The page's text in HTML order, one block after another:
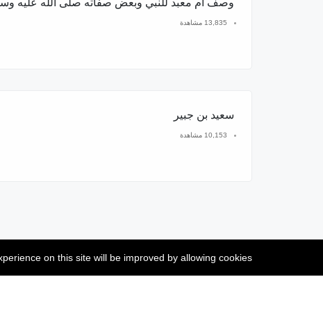
13,835 مشاهدة
سعيد بن جبير
10,153 مشاهدة
on this site will be improved by allowing cookies.